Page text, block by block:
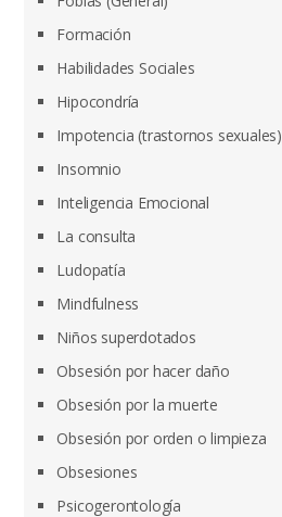
Formación
Habilidades Sociales
Hipocondría
Impotencia (trastornos sexuales)
Insomnio
Inteligencia Emocional
La consulta
Ludopatía
Mindfulness
Niños superdotados
Obsesión por hacer daño
Obsesión por la muerte
Obsesión por orden o limpieza
Obsesiones
Psicogerontología